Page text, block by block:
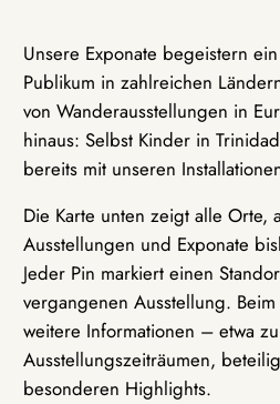
Unsere Exponate begeistern
Publikum in zahlreichen
von Wanderausstellungen in
hinaus: Selbst Kinder in
bereits mit unseren
Die Karte unten zeigt alle Orte,
Ausstellungen und Exponate
Jeder Pin markiert einen
vergangenen Ausstellung.
weitere Informationen – etwa
Ausstellungszeiträumen,
besonderen Highlights.